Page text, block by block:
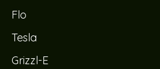
Flo
Tesla
Grizzl-E